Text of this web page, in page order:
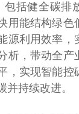
包括健全碳排
用能结构绿色
源利用效率，
析，带动全产
，实现智能控
并持续改进。